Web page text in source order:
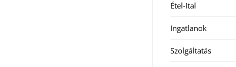
Étel-Ital
Ingatlanok
Szolgáltatás